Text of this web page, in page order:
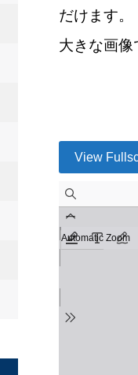
だけます。
大きな画像
View